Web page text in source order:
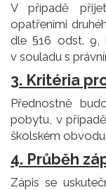
V případě
opatřeními
dle §16 odst. 9,
v souladu s
3. Kritéria
Přednostně
pobytu, v
školském obvodu.
4. Průběh
Zápis se